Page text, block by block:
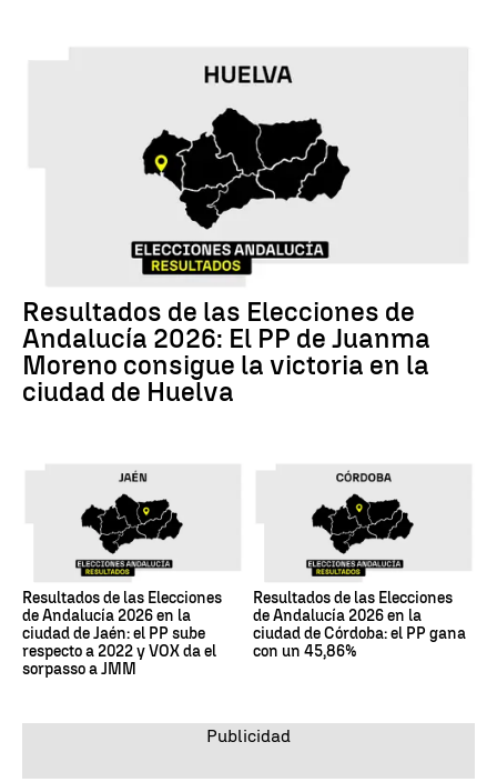
Resultados de las Elecciones de
Andalucía 2026: El PP de Juanma
Moreno consigue la victoria en la
ciudad de Huelva
Resultados de las Elecciones
de Andalucía 2026 en la
ciudad de Jaén: el PP sube
respecto a 2022 y VOX da el
sorpasso a JMM
Resultados de las Elecciones
de Andalucía 2026 en la
ciudad de Córdoba: el PP gana
con un 45,86%